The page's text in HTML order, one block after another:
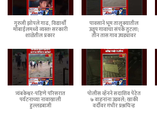
गुरुजी झोपले गाढ, विद्यार्थी
मोबाईलमध्ये व्यस्त! सरकारी
शाळेतील प्रकार
पावसाने भूम तालुक्यातील
उळूप गावाचा संपर्क तुटला;
तीन तास गाव उघड्यावर
त्र्यंबकेश्वर-पहिणे परिसरात
पर्यटनाच्या नावाखाली
हुल्लडबाजी
पोलीस व्हॅनने सदाशिव पेठेत
७ वाहनांना उडवले; खाकी
वर्दीवर गंभीर प्रश्नचिन्ह